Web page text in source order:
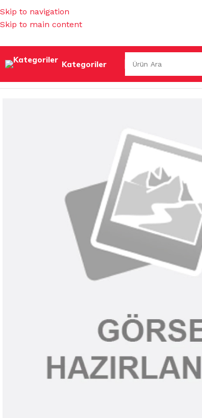
Skip to navigation
Skip to main content
Kategoriler
TEMİZLİK KİMYASALLARI/